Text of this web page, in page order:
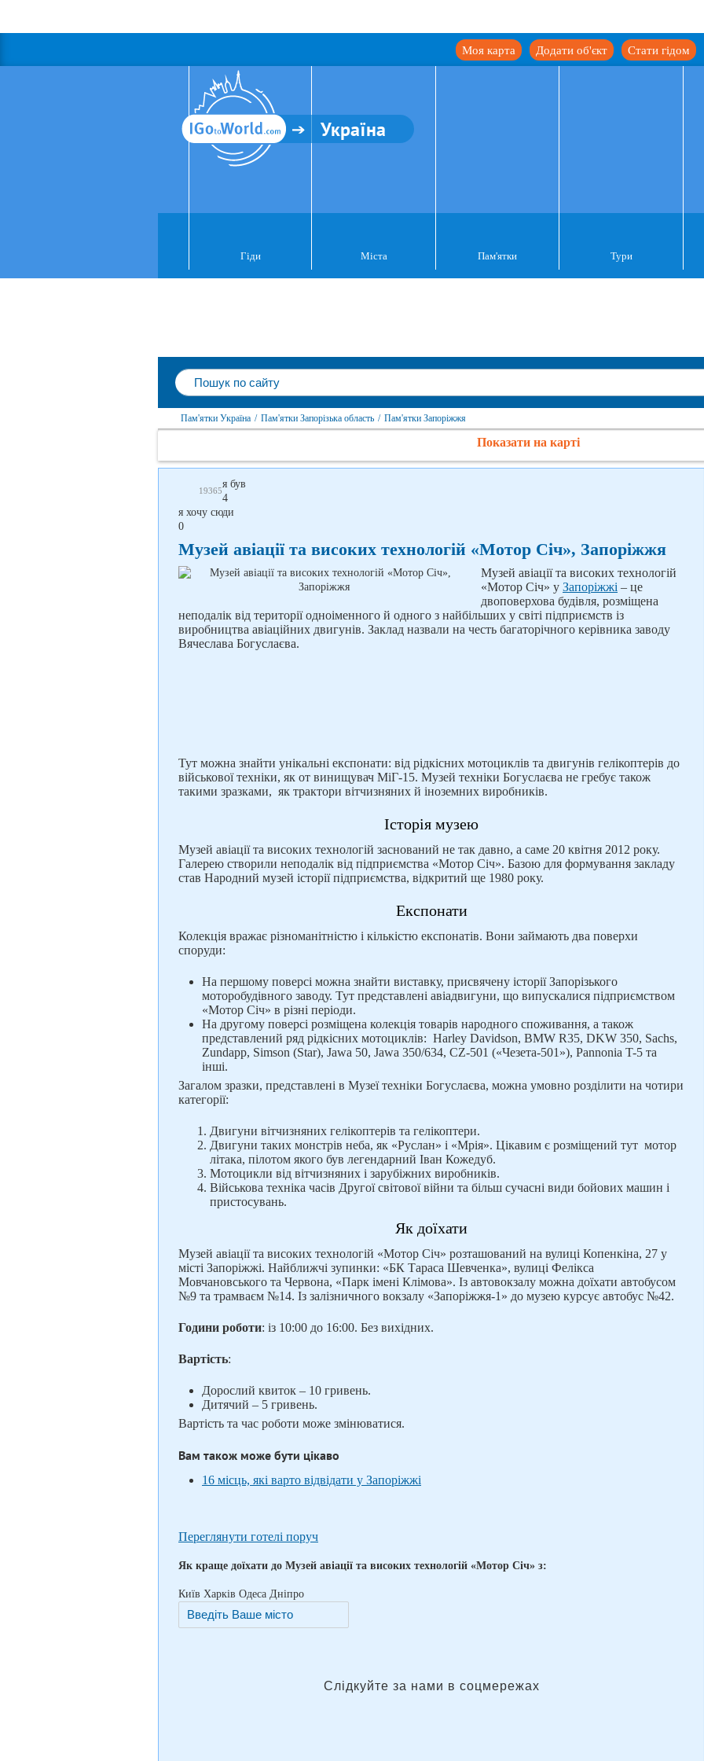
Стати гідом
Додати об'єкт
Моя карта
Україна
Гіди Міста Пам'ятки Тури
Пам'ятки Україна / Пам'ятки Запорізька область / Пам'ятки Запоріжжя
Показати на карті
19365
я був
4
я хочу сюди
0
Музей авіації та високих технологій «Мотор Січ», Запоріжжя
Музей авіації та високих технологій
«Мотор Січ» у Запоріжжі – це
двоповерхова будівля, розміщена
неподалік від території одноіменного й одного з найбільших у світі підприємств із
виробництва авіаційних двигунів. Заклад назвали на честь багаторічного керівника заводу
Вячеслава Богуслаєва.
Тут можна знайти унікальні експонати: від рідкісних мотоциклів та двигунів гелікоптерів до
військової техніки, як от винищувач МіГ-15. Музей техніки Богуслаєва не гребує також
такими зразками, як трактори вітчизняних й іноземних виробників.
Історія музею
Музей авіації та високих технологій заснований не так давно, а саме 20 квітня 2012 року.
Галерею створили неподалік від підприємства «Мотор Січ». Базою для формування закладу
став Народний музей історії підприємства, відкритий ще 1980 року.
Експонати
Колекція вражає різноманітністю і кількістю експонатів. Вони займають два поверхи
споруди:
На першому поверсі можна знайти виставку, присвячену історії Запорізького
моторобудівного заводу. Тут представлені авіадвигуни, що випускалися підприємством
«Мотор Січ» в різні періоди.
На другому поверсі розміщена колекція товарів народного споживання, а також
представлений ряд рідкісних мотоциклів: Harley Davidson, BMW R35, DKW 350, Sachs,
Zundapp, Simson (Star), Jawa 50, Jawa 350/634, CZ-501 («Чезета-501»), Pannonia T-5 та
інші.
Загалом зразки, представлені в Музеї техніки Богуслаєва, можна умовно розділити на чотири
категорії:
Двигуни вітчизняних гелікоптерів та гелікоптери.
Двигуни таких монстрів неба, як «Руслан» і «Мрія». Цікавим є розміщений тут мотор
літака, пілотом якого був легендарний Іван Кожедуб.
Мотоцикли від вітчизняних і зарубіжних виробників.
Військова техніка часів Другої світової війни та більш сучасні види бойових машин і
пристосувань.
Як доїхати
Музей авіації та високих технологій «Мотор Січ» розташований на вулиці Копенкіна, 27 у
місті Запоріжжі. Найближчі зупинки: «БК Тараса Шевченка», вулиці Фелікса
Мовчановського та Червона, «Парк імені Клімова». Із автовокзалу можна доїхати автобусом
№9 та трамваєм №14. Із залізничного вокзалу «Запоріжжя-1» до музею курсує автобус №42.
Години роботи: із 10:00 до 16:00. Без вихідних.
Вартість:
Дорослий квиток – 10 гривень.
Дитячий – 5 гривень.
Вартість та час роботи може змінюватися.
Вам також може бути цікаво
16 місць, які варто відвідати у Запоріжжі
Переглянути готелі поруч
Як краще доїхати до Музей авіації та високих технологій «Мотор Січ» з:
Київ Харків Одеса Дніпро
Слідкуйте за нами в соцмережах